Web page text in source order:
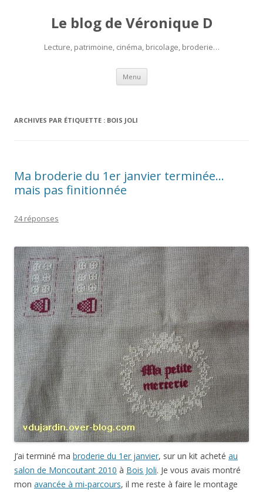
Le blog de Véronique D
Lecture, patrimoine, cinéma, bricolage, broderie…
Menu Aller
contenu
ARCHIVES PAR ÉTIQUETTE : BOIS JOLI
Ma broderie du 1er janvier terminée…
mais pas finitionnée
24 réponses
J’ai terminé ma broderie du 1er janvier, sur un kit acheté au
salon de Moncoutant 2010 à Bois Joli. Je vous avais montré
mon avancée à mi-parcours, il me reste à faire le montage